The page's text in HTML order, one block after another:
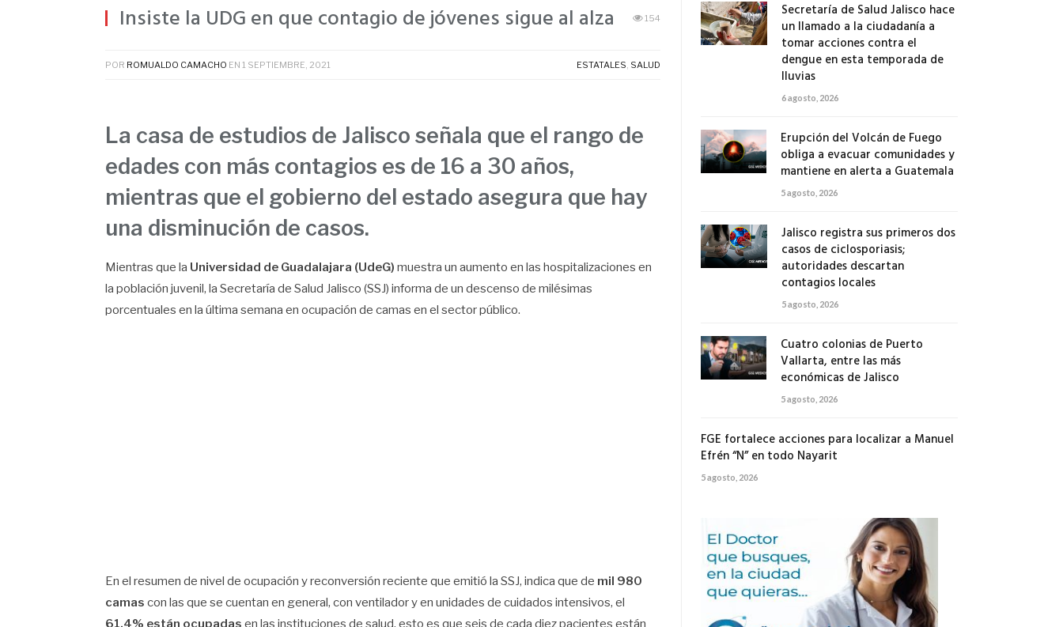
Insiste la UDG en que contagio de jóvenes sigue al alza 154
POR ROMUALDO CAMACHO EN 1 SEPTIEMBRE, 2021 ESTATALES, SALUD
La casa de estudios de Jalisco señala que el rango de
edades con más contagios es de 16 a 30 años,
mientras que el gobierno del estado asegura que hay
una disminución de casos.
Mientras que la Universidad de Guadalajara (UdeG) muestra un aumento en las hospitalizaciones en
la población juvenil, la Secretaría de Salud Jalisco (SSJ) informa de un descenso de milésimas
porcentuales en la última semana en ocupación de camas en el sector público.
En el resumen de nivel de ocupación y reconversión reciente que emitió la SSJ, indica que de mil 980
camas con las que se cuentan en general, con ventilador y en unidades de cuidados intensivos, el
61.4% están ocupadas en las instituciones de salud, esto es que seis de cada diez pacientes están
Secretaría de Salud Jalisco hace
un llamado a la ciudadanía a
tomar acciones contra el
dengue en esta temporada de
lluvias
6 agosto, 2026
Erupción del Volcán de Fuego
obliga a evacuar comunidades y
mantiene en alerta a Guatemala
5 agosto, 2026
Jalisco registra sus primeros dos
casos de ciclosporiasis;
autoridades descartan
contagios locales
5 agosto, 2026
Cuatro colonias de Puerto
Vallarta, entre las más
económicas de Jalisco
5 agosto, 2026
FGE fortalece acciones para localizar a Manuel
Efrén “N” en todo Nayarit
5 agosto, 2026